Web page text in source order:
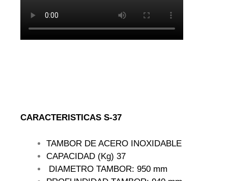
CARACTERISTICAS S-37
TAMBOR DE ACERO INOXIDABLE
CAPACIDAD (Kg) 37
DIAMETRO TAMBOR: 950 mm